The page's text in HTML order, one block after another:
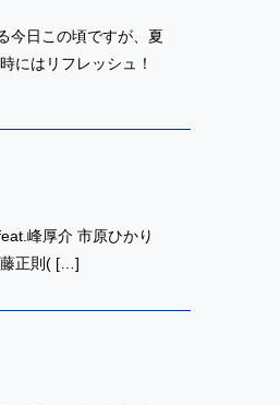
今日この頃ですが、夏
にはリフレッシュ！
峰厚介 市原ひかり
正則( […]